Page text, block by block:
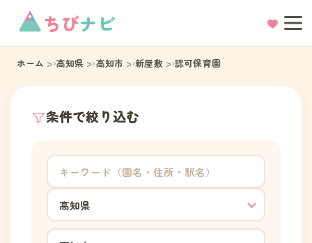
ちびナビ
ホーム 高知県 高知市 新屋敷 認可保育園
条件で絞り込む